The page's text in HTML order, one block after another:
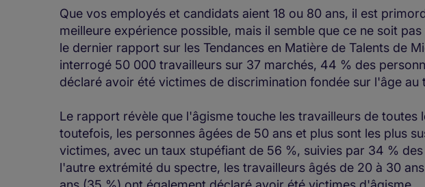
Que vos employés et candidats aient 18 ou 80 ans, il est
meilleure expérience possible, mais il semble que ce ne soit
le dernier rapport sur les Tendances en Matière de Talents de
interrogé 50 000 travailleurs sur 37 marchés, 44 % des
déclaré avoir été victimes de discrimination fondée sur l'âge au
Le rapport révèle que l'âgisme touche les travailleurs de toutes
toutefois, les personnes âgées de 50 ans et plus sont les plus
victimes, avec un taux stupéfiant de 56 %, suivies par 34 %
l'autre extrémité du spectre, les travailleurs âgés de 20 à 30